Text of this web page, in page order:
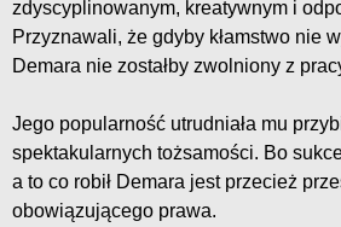
zdyscyplinowanym, kreatywnym i
Przyznawali, że gdyby kłamstwo nie
Demara nie zostałby zwolniony z
Jego popularność utrudniała mu
spektakularnych tożsamości. Bo
a to co robił Demara jest przecież
obowiązującego prawa.